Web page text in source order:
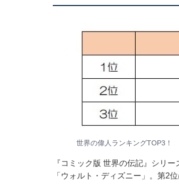
世界の偉人ランキングTOP3！
『コミック版 世界の伝記』シリ
「ウォルト・ディズニー」。第2